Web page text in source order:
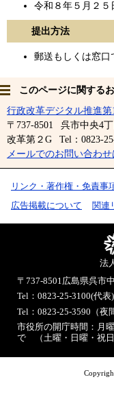
令和８年５月２５
提出方法
郵送もしくは窓口
このページに関する
行政改革デジタル推進第
〒737-8501
呉市中央4
改革第２G
Tel：0823-
メールでのお問い合わせ
リンク・著作権・免責事
広告掲載について
関連
法
〒737-8501広島県呉市
Tel：0823-25-3100(代表)
Tel：0823-25-3590（夜
市役所の開庁時間：月
で （土曜・日曜・祝日